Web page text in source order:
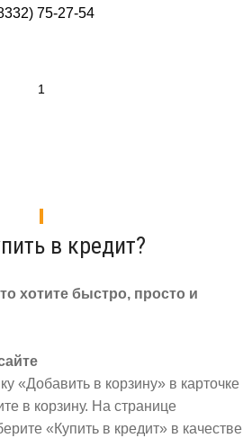
75-27-54
в кредит?
хотите быстро, просто и
«Добавить в корзину» в карточке
в корзину. На странице
«Купить в кредит» в качестве